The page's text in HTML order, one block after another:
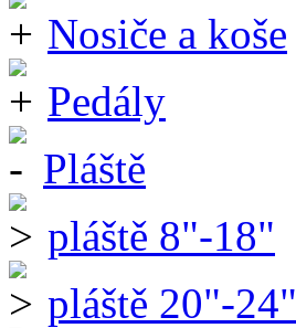
Nosiče a koše
Pedály
Pláště
pláště 8"-18"
pláště 20"-24"